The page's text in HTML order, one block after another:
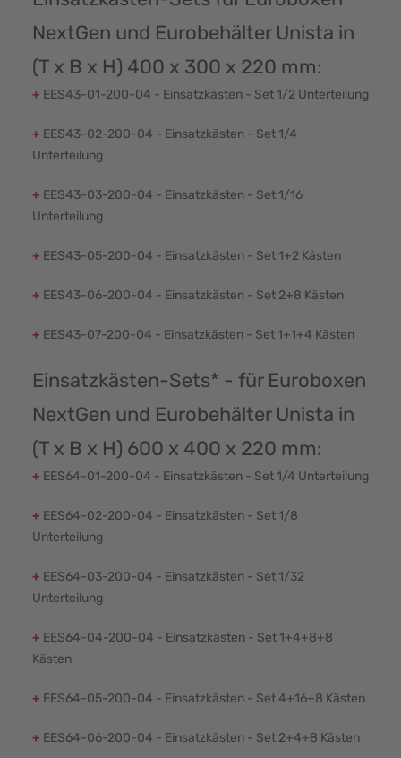
NextGen und Eurobehälter Unista in
(T x B x H) 400 x 300 x 220 mm:
+ EES43-01-200-04 - Einsatzkästen - Set 1/2 Unterteilung
+ EES43-02-200-04 - Einsatzkästen - Set 1/4
Unterteilung
+ EES43-03-200-04 - Einsatzkästen - Set 1/16
Unterteilung
+ EES43-05-200-04 - Einsatzkästen - Set 1+2 Kästen
+ EES43-06-200-04 - Einsatzkästen - Set 2+8 Kästen
+ EES43-07-200-04 - Einsatzkästen - Set 1+1+4 Kästen
Einsatzkästen-Sets* - für Euroboxen
NextGen und Eurobehälter Unista in
(T x B x H) 600 x 400 x 220 mm:
+ EES64-01-200-04 - Einsatzkästen - Set 1/4 Unterteilung
+ EES64-02-200-04 - Einsatzkästen - Set 1/8
Unterteilung
+ EES64-03-200-04 - Einsatzkästen - Set 1/32
Unterteilung
+ EES64-04-200-04 - Einsatzkästen - Set 1+4+8+8
Kästen
+ EES64-05-200-04 - Einsatzkästen - Set 4+16+8 Kästen
+ EES64-06-200-04 - Einsatzkästen - Set 2+4+8 Kästen